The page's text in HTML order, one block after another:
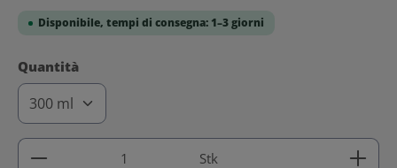
Disponibile, tempi di consegna: 1–3 giorni
Seleziona
Quantità
Quantità del prodotto: inserisci la quantità
Stk